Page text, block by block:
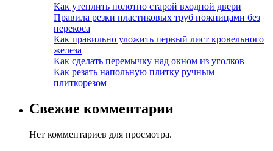
Как утеплить полотно старой входной двери
Правила резки пластиковых труб ножницами без
перекоса
Как правильно уложить первый лист кровельного
железа
Как сделать перемычку над окном из уголков
Как резать напольную плитку ручным
плиткорезом
Свежие комментарии
Нет комментариев для просмотра.